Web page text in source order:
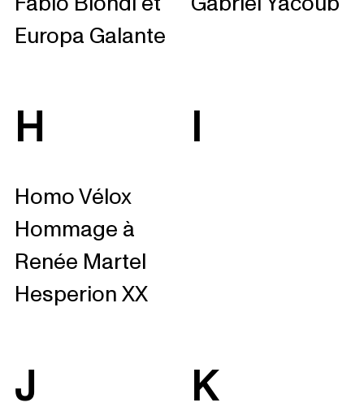
Europa Galante
H
Homo Vélox
Hommage à
Renée Martel
Hesperion XX
I
J K